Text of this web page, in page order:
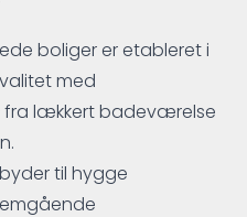
boliger er etableret i
med
lækkert badeværelse
til hygge